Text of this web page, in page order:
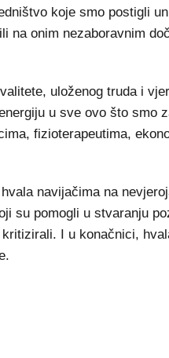
koje smo postigli
na onim nezaboravnim
uloženog truda i
u sve ovo što smo
fizioterapeutima,
navijačima na
su pomogli u stvaranju
I u konačnici,